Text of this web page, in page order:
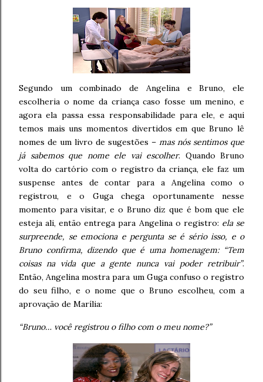
Segundo um combinado de Angelina e Bruno, ele
escolheria o nome da criança caso fosse um menino, e
agora ela passa essa responsabilidade para ele, e aqui
temos mais uns momentos divertidos em que Bruno lê
nomes de um livro de sugestões – mas nós sentimos que
já sabemos que nome ele vai escolher. Quando Bruno
volta do cartório com o registro da criança, ele faz um
suspense antes de contar para a Angelina como o
registrou, e o Guga chega oportunamente nesse
momento para visitar, e o Bruno diz que é bom que ele
esteja ali, então entrega para Angelina o registro: ela se
surpreende, se emociona e pergunta se é sério isso, e o
Bruno confirma, dizendo que é uma homenagem: “Tem
coisas na vida que a gente nunca vai poder retribuir”.
Então, Angelina mostra para um Guga confuso o registro
do seu filho, e o nome que o Bruno escolheu, com a
aprovação de Marília:
“Bruno… você registrou o filho com o meu nome?”